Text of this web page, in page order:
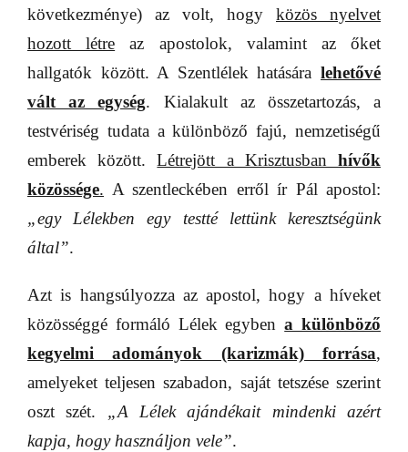
következménye) az volt, hogy közös nyelvet
hozott létre az apostolok, valamint az őket
hallgatók között. A Szentlélek hatására lehetővé
vált az egység. Kialakult az összetartozás, a
testvériség tudata a különböző fajú, nemzetiségű
emberek között.Létrejött a Krisztusbanhívők
közössége. A szentleckében erről ír Pál apostol:
„egy Lélekben egy testté lettünk keresztségünk
által”.
Azt is hangsúlyozza az apostol, hogy a híveket
közösséggé formáló Lélek egybena különböző
kegyelmi adományok (karizmák) forrása,
amelyeket teljesen szabadon, saját tetszése szerint
oszt szét. „A Lélek ajándékait mindenki azért
kapja, hogy használjon vele”.